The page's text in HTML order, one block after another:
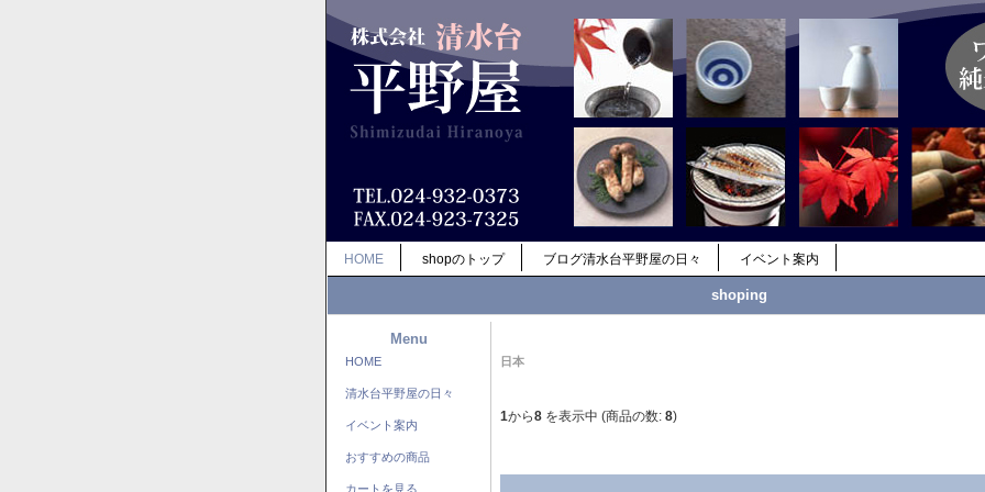
HOME shopのトップ ブログ清水台平野屋の日々 イベント案内
shoping
Menu
HOME
清水台平野屋の日々
イベント案内
おすすめの商品
カートを見る
日本
1から8 を表示中 (商品の数: 8)